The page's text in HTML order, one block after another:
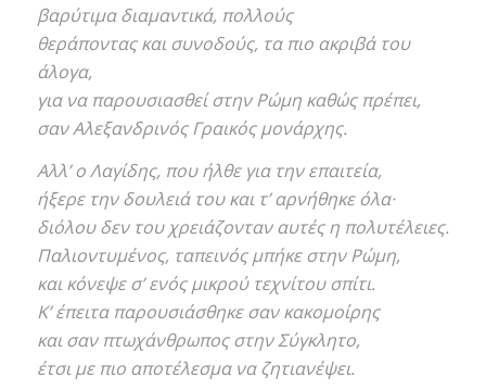
βαρύτιμα διαμαντικά, πολλούς
θεράποντας και συνοδούς, τα πιο ακριβά του
άλογα,
για να παρουσιασθεί στην Ρώμη καθώς πρέπει,
σαν Αλεξανδρινός Γραικός μονάρχης.
Αλλ’ ο Λαγίδης, που ήλθε για την επαιτεία,
ήξερε την δουλειά του και τ’ αρνήθηκε όλα·
διόλου δεν του χρειάζονταν αυτές η πολυτέλειες.
Παλιοντυμένος, ταπεινός μπήκε στην Ρώμη,
και κόνεψε σ’ ενός μικρού τεχνίτου σπίτι.
Κ’ έπειτα παρουσιάσθηκε σαν κακομοίρης
και σαν πτωχάνθρωπος στην Σύγκλητο,
έτσι με πιο αποτέλεσμα να ζητιανέψει.